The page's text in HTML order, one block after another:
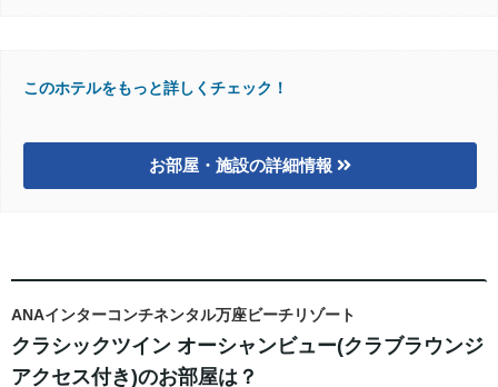
このホテルをもっと詳しくチェック！
お部屋・施設の詳細情報
ANAインターコンチネンタル万座ビーチリゾート
クラシックツイン オーシャンビュー(クラブラウンジ
アクセス付き)のお部屋は？